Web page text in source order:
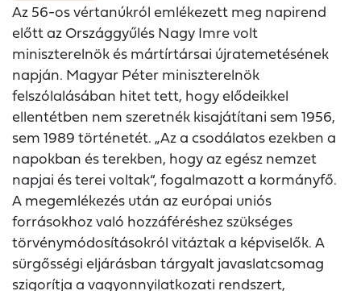
Az 56-os vértanúkról emlékezett meg napirend
előtt az Országgyűlés Nagy Imre volt
miniszterelnök és mártírtársai újratemetésének
napján. Magyar Péter miniszterelnök
felszólalásában hitet tett, hogy elődeikkel
ellentétben nem szeretnék kisajátítani sem 1956,
sem 1989 történetét. „Az a csodálatos ezekben a
napokban és terekben, hogy az egész nemzet
napjai és terei voltak“, fogalmazott a kormányfő.
A megemlékezés után az európai uniós
forrásokhoz való hozzáféréshez szükséges
törvénymódosításokról vitáztak a képviselők. A
sürgősségi eljárásban tárgyalt javaslatcsomag
szigorítja a vagyonnyilatkozati rendszert,